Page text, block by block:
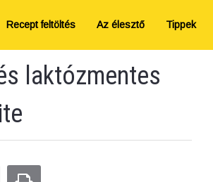
Recept feltöltés Az élesztő Tippek
laktózmentes